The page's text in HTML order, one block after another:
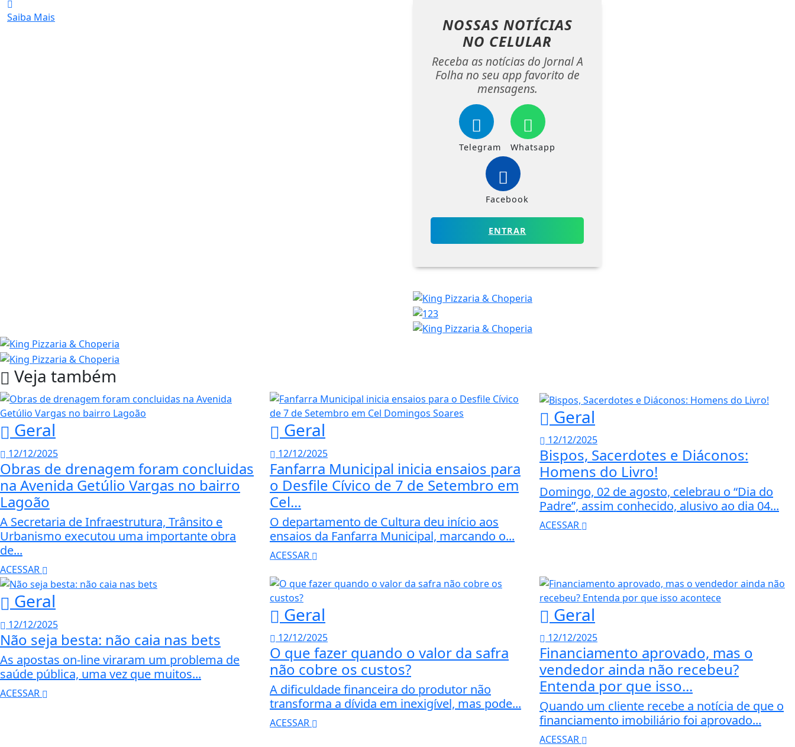
Saiba Mais
NOSSAS NOTÍCIAS
NO CELULAR
Receba as notícias do Jornal A
Folha no seu app favorito de
mensagens.
Telegram Whatsapp
Facebook
ENTRAR
Veja também
Geral
12/12/2025
Obras de drenagem foram concluidas
na Avenida Getúlio Vargas no bairro
Lagoão
A Secretaria de Infraestrutura, Trânsito e
Urbanismo executou uma importante obra
de...
ACESSAR
Geral
12/12/2025
Fanfarra Municipal inicia ensaios para
o Desfile Cívico de 7 de Setembro em
Cel...
O departamento de Cultura deu início aos
ensaios da Fanfarra Municipal, marcando o...
ACESSAR
Geral
12/12/2025
Bispos, Sacerdotes e Diáconos:
Homens do Livro!
Domingo, 02 de agosto, celebrau o “Dia do
Padre”, assim conhecido, alusivo ao dia 04...
ACESSAR
Geral
12/12/2025
Não seja besta: não caia nas bets
As apostas on-line viraram um problema de
saúde pública, uma vez que muitos...
ACESSAR
Geral
12/12/2025
O que fazer quando o valor da safra
não cobre os custos?
A dificuldade financeira do produtor não
transforma a dívida em inexigível, mas pode...
ACESSAR
Geral
12/12/2025
Financiamento aprovado, mas o
vendedor ainda não recebeu?
Entenda por que isso...
Quando um cliente recebe a notícia de que o
financiamento imobiliário foi aprovado...
ACESSAR